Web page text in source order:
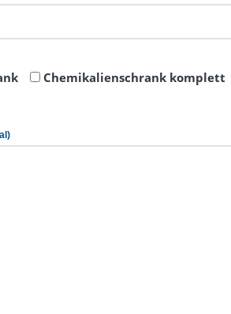
Chemikalienschrank komplett